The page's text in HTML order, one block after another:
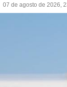
07 de agosto de 2026,